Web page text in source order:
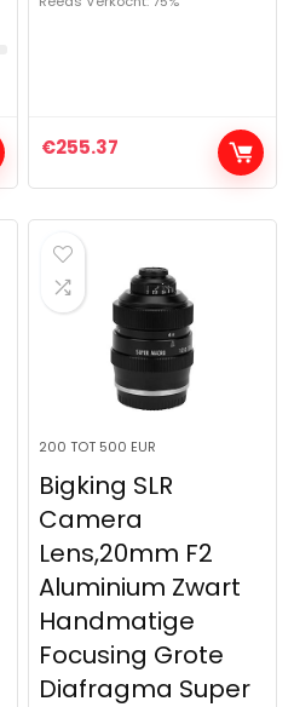
€255.37
200 TOT 500 EUR
Bigking SLR
Camera
Lens,20mm F2
Aluminium Zwart
Handmatige
Focusing Grote
Diafragma Super